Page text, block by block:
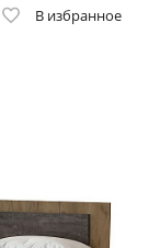
В избранное